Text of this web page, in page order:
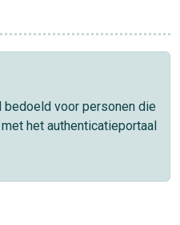
voor personen die
het authenticatieportaal